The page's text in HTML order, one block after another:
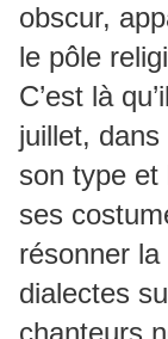
obscur,
le pôle
C’est là
juillet,
son type et
ses
résonner
dialectes